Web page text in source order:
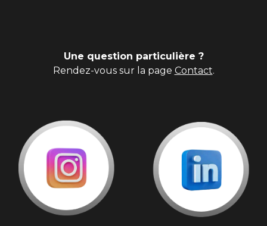
Une question particulière ?
Rendez-vous sur la page Contact.